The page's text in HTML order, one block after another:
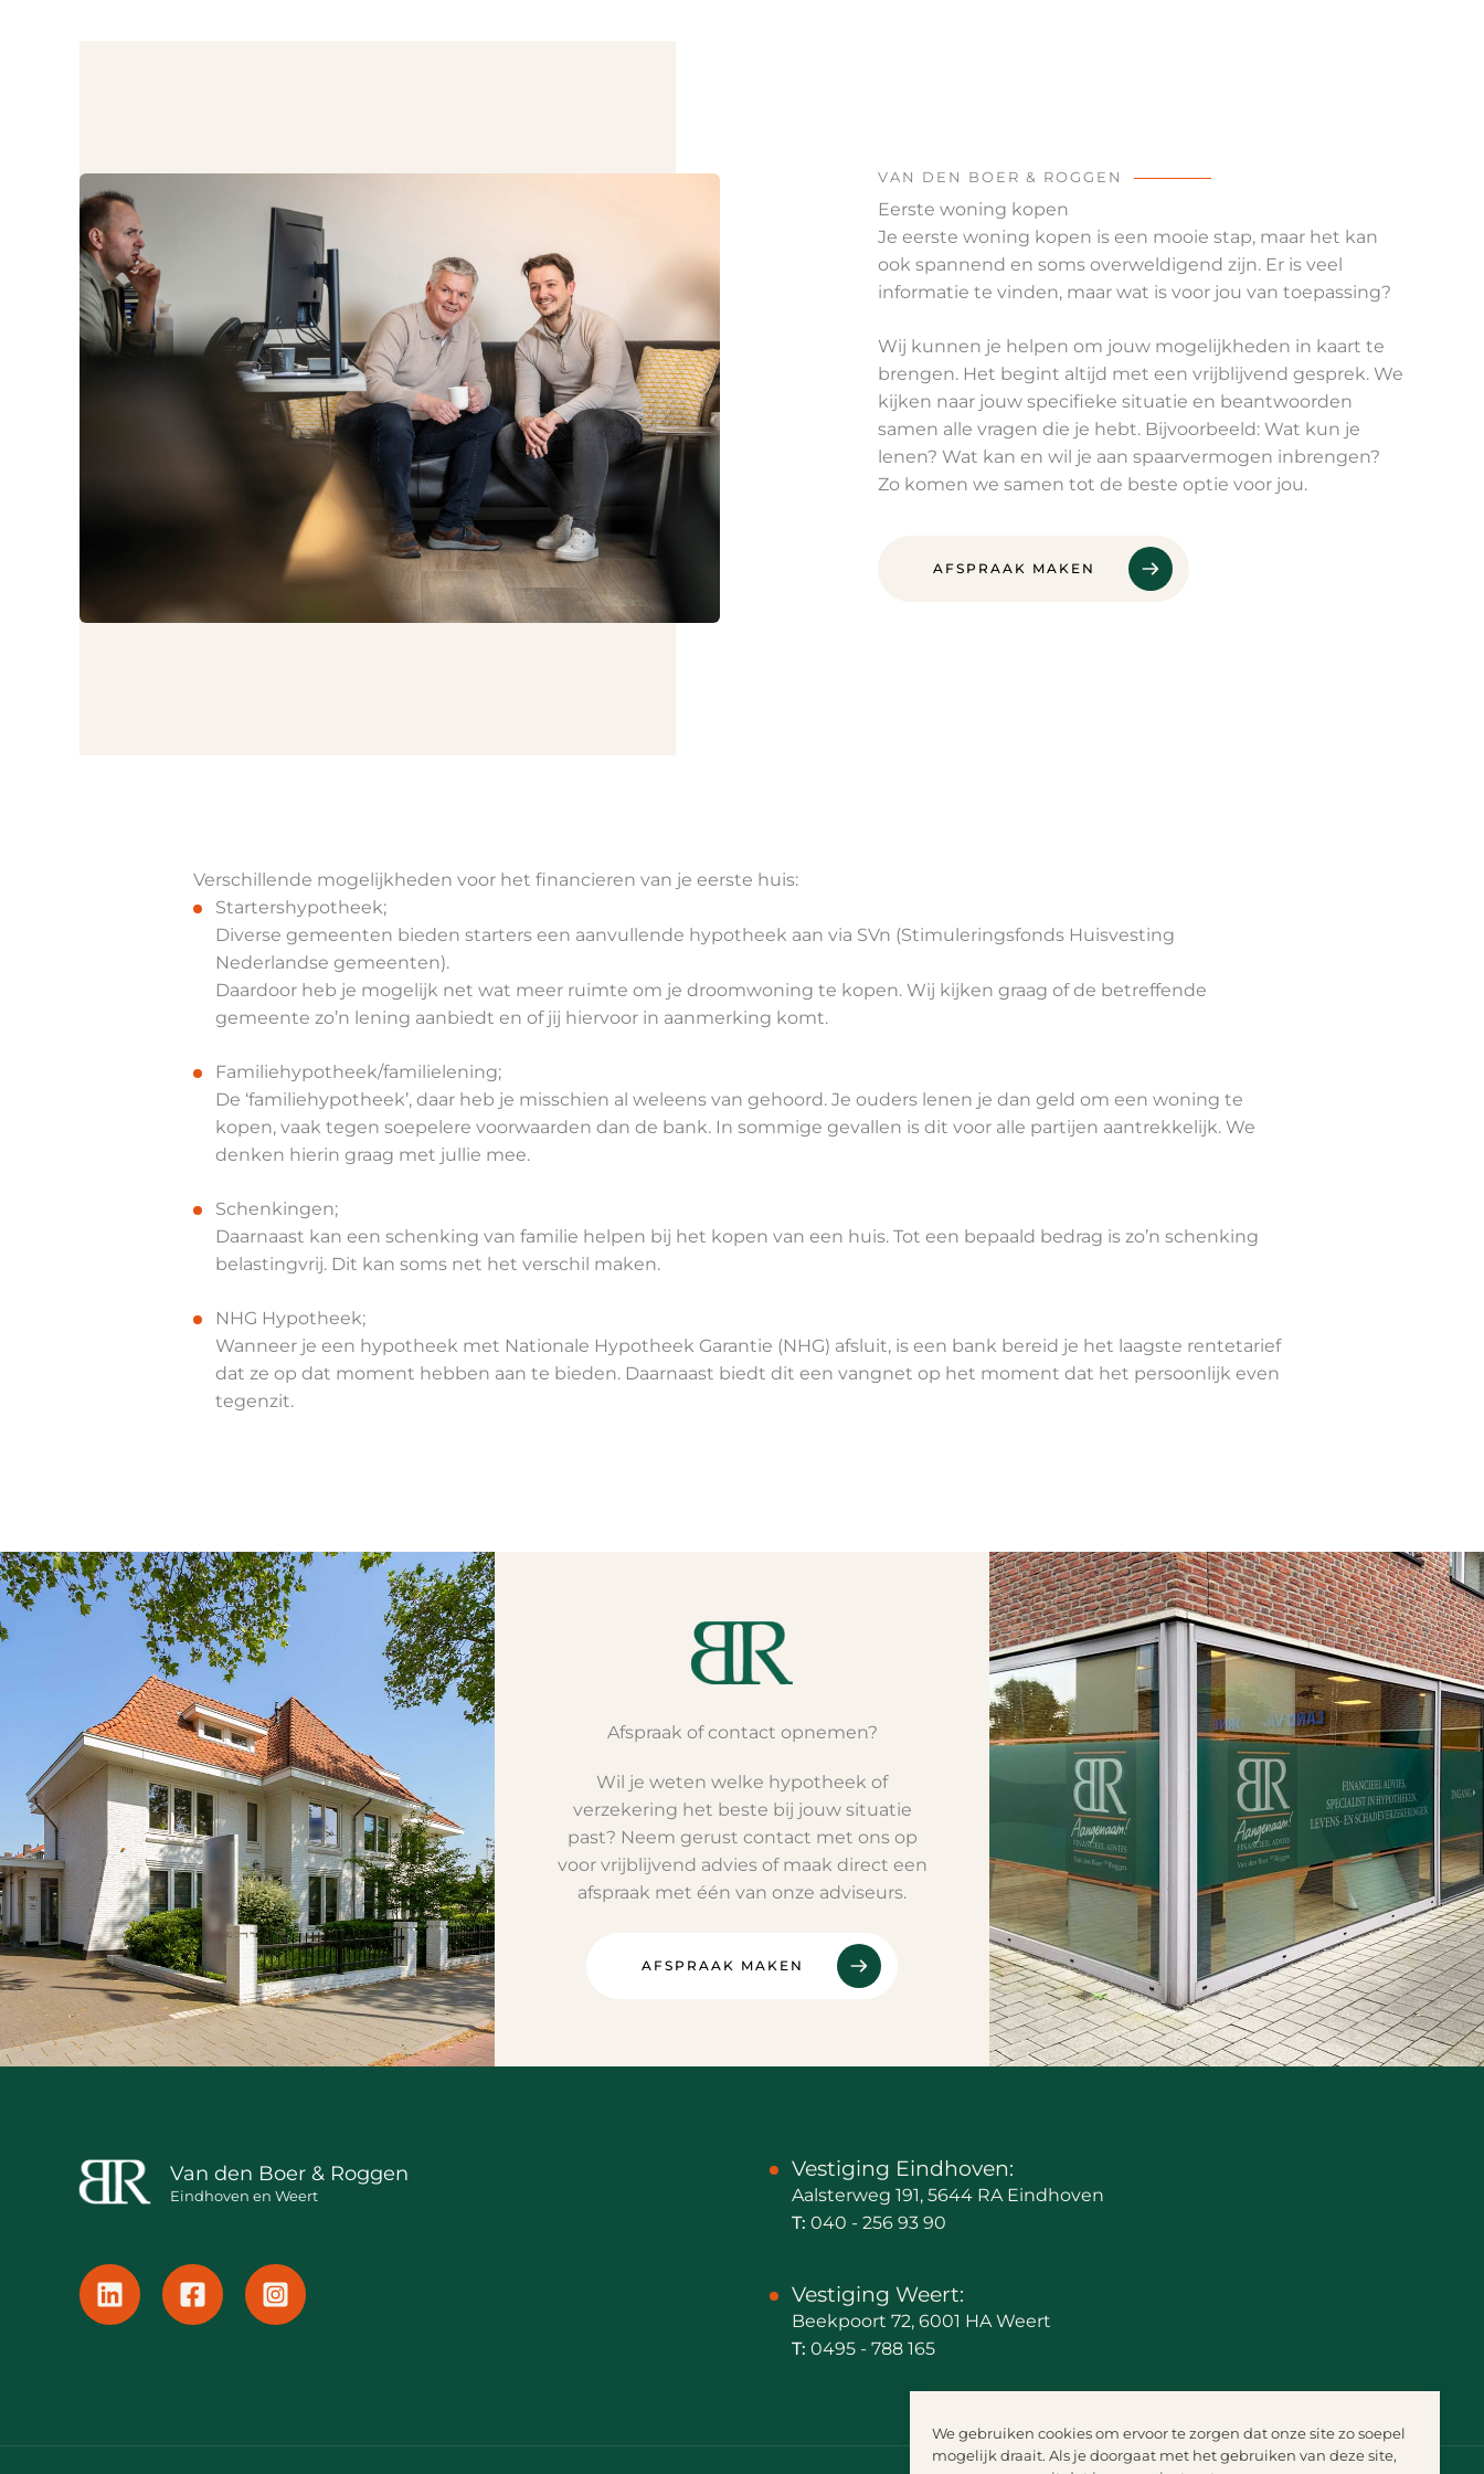
VAN DEN BOER & ROGGEN
Eerste woning kopen
Je eerste woning kopen is een mooie stap, maar het kan
ook spannend en soms overweldigend zijn. Er is veel
informatie te vinden, maar wat is voor jou van toepassing?
Wij kunnen je helpen om jouw mogelijkheden in kaart te
brengen. Het begint altijd met een vrijblijvend gesprek. We
kijken naar jouw specifieke situatie en beantwoorden
samen alle vragen die je hebt. Bijvoorbeeld: Wat kun je
lenen? Wat kan en wil je aan spaarvermogen inbrengen?
Zo komen we samen tot de beste optie voor jou.
AFSPRAAK MAKEN
Verschillende mogelijkheden voor het financieren van je eerste huis:
Startershypotheek;
Diverse gemeenten bieden starters een aanvullende hypotheek aan via SVn (Stimuleringsfonds Huisvesting
Nederlandse gemeenten).
Daardoor heb je mogelijk net wat meer ruimte om je droomwoning te kopen. Wij kijken graag of de betreffende
gemeente zo’n lening aanbiedt en of jij hiervoor in aanmerking komt.
Familiehypotheek/familielening;
De ‘familiehypotheek’, daar heb je misschien al weleens van gehoord. Je ouders lenen je dan geld om een woning te
kopen, vaak tegen soepelere voorwaarden dan de bank. In sommige gevallen is dit voor alle partijen aantrekkelijk. We
denken hierin graag met jullie mee.
Schenkingen;
Daarnaast kan een schenking van familie helpen bij het kopen van een huis. Tot een bepaald bedrag is zo’n schenking
belastingvrij. Dit kan soms net het verschil maken.
NHG Hypotheek;
Wanneer je een hypotheek met Nationale Hypotheek Garantie (NHG) afsluit, is een bank bereid je het laagste rentetarief
dat ze op dat moment hebben aan te bieden. Daarnaast biedt dit een vangnet op het moment dat het persoonlijk even
tegenzit.
Afspraak of contact opnemen?
Wil je weten welke hypotheek of
verzekering het beste bij jouw situatie
past? Neem gerust contact met ons op
voor vrijblijvend advies of maak direct een
afspraak met één van onze adviseurs.
AFSPRAAK MAKEN
Van den Boer & Roggen
Eindhoven en Weert
Vestiging Eindhoven:
Aalsterweg 191, 5644 RA Eindhoven
T: 040 - 256 93 90
Vestiging Weert:
Beekpoort 72, 6001 HA Weert
T: 0495 - 788 165
We gebruiken cookies om ervoor te zorgen dat onze site zo soepel
mogelijk draait. Als je doorgaat met het gebruiken van deze site,